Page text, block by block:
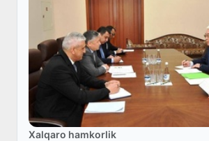
Xalqaro hamkorlik